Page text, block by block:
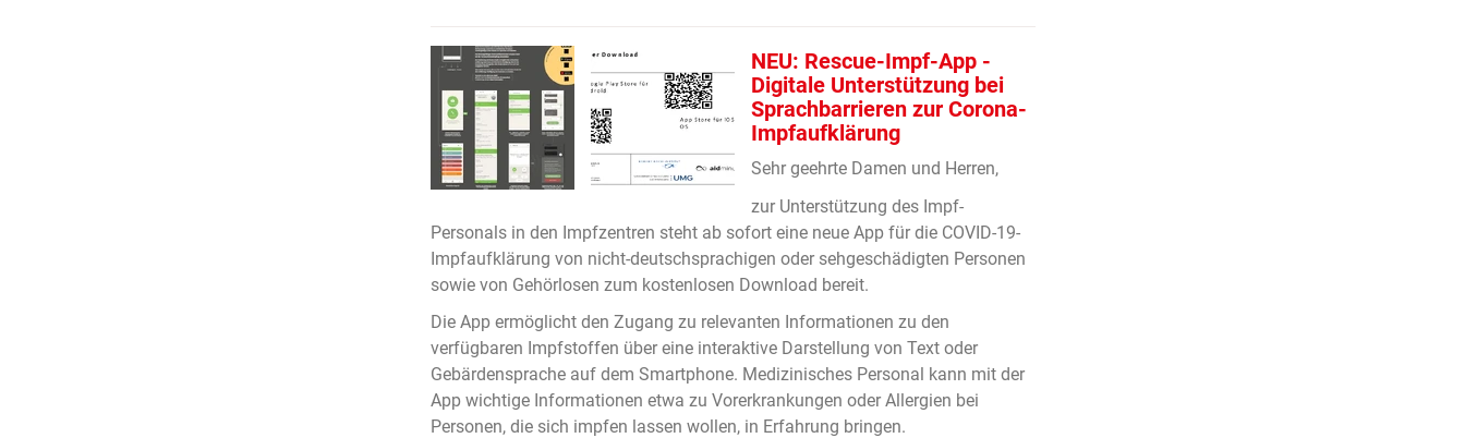
NEU: Rescue-Impf-App -
Digitale Unterstützung bei
Sprachbarrieren zur Corona-
Impfaufklärung
Sehr geehrte Damen und Herren,
zur Unterstützung des Impf-
Personals in den Impfzentren steht ab sofort eine neue App für die COVID-19-
Impfaufklärung von nicht-deutschsprachigen oder sehgeschädigten Personen
sowie von Gehörlosen zum kostenlosen Download bereit.
Die App ermöglicht den Zugang zu relevanten Informationen zu den
verfügbaren Impfstoffen über eine interaktive Darstellung von Text oder
Gebärdensprache auf dem Smartphone. Medizinisches Personal kann mit der
App wichtige Informationen etwa zu Vorerkrankungen oder Allergien bei
Personen, die sich impfen lassen wollen, in Erfahrung bringen.